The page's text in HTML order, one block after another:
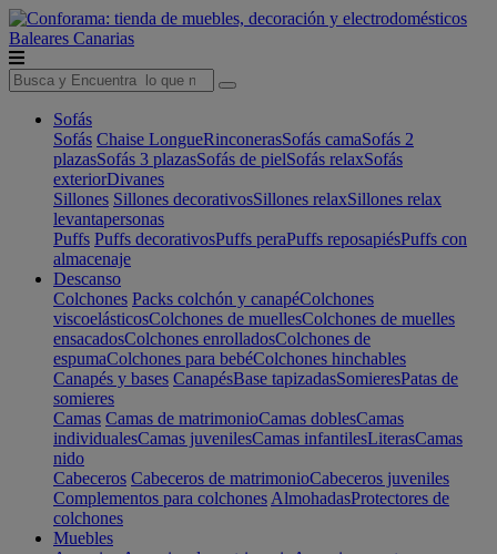
Baleares Canarias
Sofás
Sofás Chaise LongueRinconerasSofás camaSofás 2
plazasSofás 3 plazasSofás de pielSofás relaxSofás
exteriorDivanes
Sillones Sillones decorativosSillones relaxSillones relax
levantapersonas
Puffs Puffs decorativosPuffs peraPuffs reposapiésPuffs con
almacenaje
Descanso
Colchones Packs colchón y canapéColchones
viscoelásticosColchones de muellesColchones de muelles
ensacadosColchones enrolladosColchones de
espumaColchones para bebéColchones hinchables
Canapés y bases CanapésBase tapizadasSomieresPatas de
somieres
Camas Camas de matrimonioCamas doblesCamas
individualesCamas juvenilesCamas infantilesLiterasCamas
nido
Cabeceros Cabeceros de matrimonioCabeceros juveniles
Complementos para colchones AlmohadasProtectores de
colchones
Muebles